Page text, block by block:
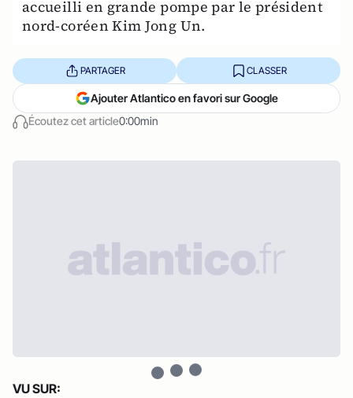
accueilli en grande pompe par le président
nord-coréen Kim Jong Un.
Écoutez cet article0:00min
PARTAGER CLASSER
Ajouter Atlantico en favori sur Google
VU SUR: